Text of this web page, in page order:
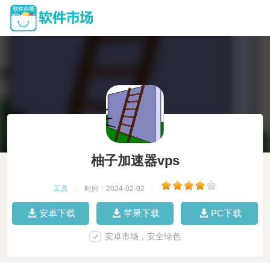
柚子加速器vps
工具 时间：2024-02-02
安卓下载 苹果下载 PC下载
安卓市场，安全绿色